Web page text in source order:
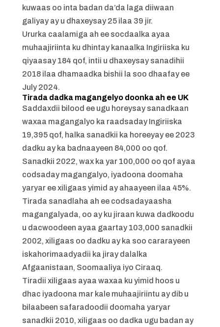
kuwaas oo inta badan da’da laga diiwaan
galiyay ay u dhaxeysay 25 ilaa 39 jir.
Ururka caalamiga ah ee socdaalka ayaa
muhaajiriinta ku dhintay kanaalka Ingiriiska ku
qiyaasay 184 qof, intii u dhaxeysay sanadihii
2018 ilaa dhamaadka bishii la soo dhaafay ee
July 2024.
Tirada dadka magangelyo doonka ah ee UK
Saddaxdii bilood ee ugu horeysay sanadkaan
waxaa magangalyo ka raadsaday Ingiriiska
19,395 qof, halka sanadkii ka horeeyay ee 2023
dadku ay ka badnaayeen 84,000 oo qof.
Sanadkii 2022, wax ka yar 100,000 oo qof ayaa
codsaday magangalyo, iyadoona doomaha
yaryar ee xiligaas yimid ay ahaayeen ilaa 45%.
Tirada sanadlaha ah ee codsadayaasha
magangalyada, oo ay ku jiraan kuwa dadkoodu
u dacwoodeen ayaa gaartay 103,000 sanadkii
2002, xiligaas oo dadku ay ka soo cararayeen
iskahorimaadyadii ka jiray dalalka
Afgaanistaan, Soomaaliya iyo Ciraaq.
Tiradii xiligaas ayaa waxaa ku yimid hoos u
dhac iyadoona mar kale muhaajiriintu ay dib u
bilaabeen safaradoodii doomaha yaryar
sanadkii 2010, xiligaas oo dadka ugu badan ay